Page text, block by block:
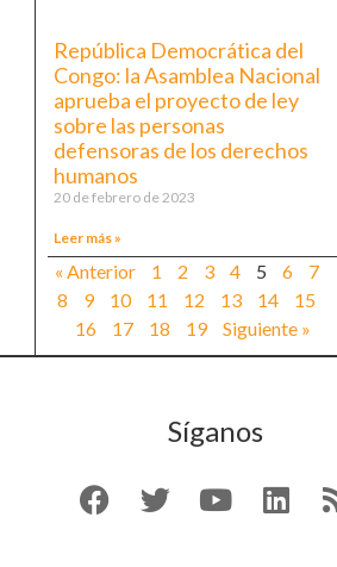
República Democrática del
Congo: la Asamblea Nacional
aprueba el proyecto de ley
sobre las personas
defensoras de los derechos
humanos
20 de febrero de 2023
Leer más »
« Anterior 1 2 3 4 5 6
7
8
9 10 11 12 13 14
15
16
17 18 19 Siguiente »
Síganos